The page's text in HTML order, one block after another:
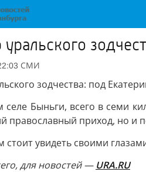
СМИ
зодчества: под
селе Быньги, всего в семи
православный приход, но и
стоит увидеть своими
для новостей — URA.RU